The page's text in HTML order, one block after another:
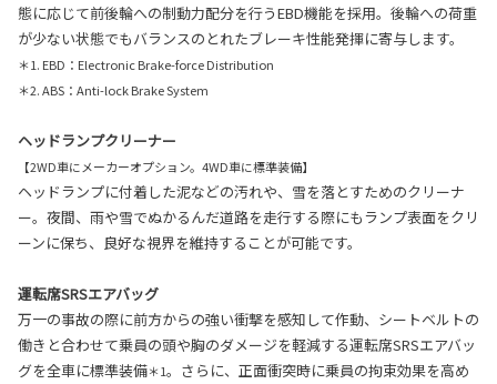
態に応じて前後輪への制動力配分を行うEBD機能を採用。後輪への荷重
が少ない状態でもバランスのとれたブレーキ性能発揮に寄与します。
＊1. EBD：Electronic Brake-force Distribution
＊2. ABS：Anti-lock Brake System
ヘッドランプクリーナー
【2WD車にメーカーオプション。4WD車に標準装備】
ヘッドランプに付着した泥などの汚れや、雪を落とすためのクリーナ
ー。夜間、雨や雪でぬかるんだ道路を走行する際にもランプ表面をクリ
ーンに保ち、良好な視界を維持することが可能です。
運転席SRSエアバッグ
万一の事故の際に前方からの強い衝撃を感知して作動、シートベルトの
働きと合わせて乗員の頭や胸のダメージを軽減する運転席SRSエアバッ
グを全車に標準装備＊1。さらに、正面衝突時に乗員の拘束効果を高め